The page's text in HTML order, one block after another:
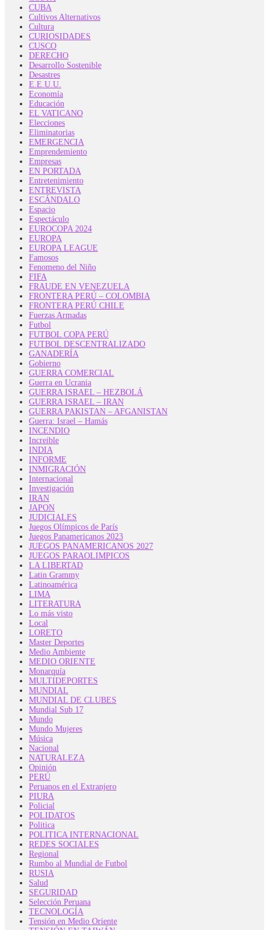
CUBA
Cultivos Alternativos
Cultura
CURIOSIDADES
CUSCO
DERECHO
Desarrollo Sostenible
Desastres
E.E.U.U.
Economía
Educación
EL VATICANO
Elecciones
Eliminatorias
EMERGENCIA
Emprendemiento
Empresas
EN PORTADA
Entretenimiento
ENTREVISTA
ESCÁNDALO
Espacio
Espectáculo
EUROCOPA 2024
EUROPA
EUROPA LEAGUE
Famosos
Fenomeno del Niño
FIFA
FRAUDE EN VENEZUELA
FRONTERA PERÚ – COLOMBIA
FRONTERA PERÚ CHILE
Fuerzas Armadas
Futbol
FUTBOL COPA PERÚ
FUTBOL DESCENTRALIZADO
GANADERÍA
Gobierno
GUERRA COMERCIAL
Guerra en Ucrania
GUERRA ISRAEL – HEZBOLÁ
GUERRA ISRAEL – IRAN
GUERRA PAKISTAN – AFGANISTAN
Guerra: Israel – Hamás
INCENDIO
Increible
INDIA
INFORME
INMIGRACIÓN
Internacional
Investigación
IRAN
JAPON
JUDICIALES
Juegos Olímpicos de París
Juegos Panamericanos 2023
JUEGOS PANAMERICANOS 2027
JUEGOS PARAOLIMPICOS
LA LIBERTAD
Latin Grammy
Latinoamérica
LIMA
LITERATURA
Lo más visto
Local
LORETO
Master Deportes
Medio Ambiente
MEDIO ORIENTE
Monarquía
MULTIDEPORTES
MUNDIAL
MUNDIAL DE CLUBES
Mundial Sub 17
Mundo
Mundo Mujeres
Música
Nacional
NATURALEZA
Opinión
PERÚ
Peruanos en el Extranjero
PIURA
Policial
POLIDATOS
Politica
POLITICA INTERNACIONAL
REDES SOCIALES
Regional
Rumbo al Mundial de Futbol
RUSIA
Salud
SEGURIDAD
Selección Peruana
TECNOLOGÍA
Tensión en Medio Oriente